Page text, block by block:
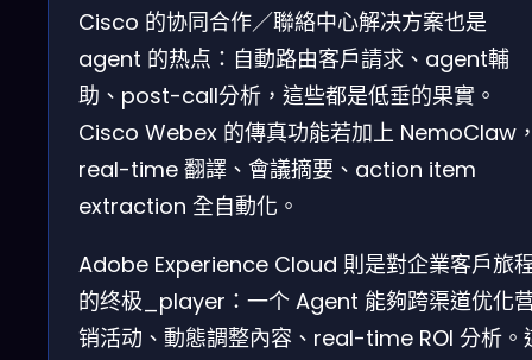
Cisco 的协同合作／聯絡中心解决方案也是
agent 的热点：自動路由客戶請求、agent輔
助、post-call分析，這些都是低垂的果實。
Cisco Webex 的傳真功能若加上 NemoClaw
real-time 翻譯、會議摘要、action item
extraction 全自動化。
Adobe Experience Cloud 則是對企業客戶旅
的终极_player：一个 Agent 能夠跨渠道优化
销活动、動態調整內容、real-time ROI 分析。